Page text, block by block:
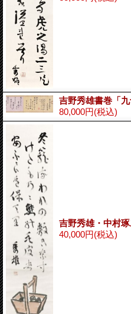
吉野秀雄書巻「九
80,000円(税込)
吉野秀雄・中村琢
40,000円(税込)